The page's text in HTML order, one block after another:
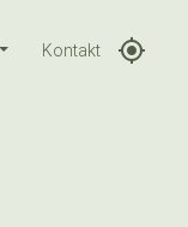
Kontakt gps_fixed